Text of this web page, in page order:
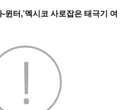
터,’멕시코 사로잡은 태극기 여